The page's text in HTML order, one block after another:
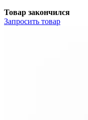
Товар закончился
Запросить товар